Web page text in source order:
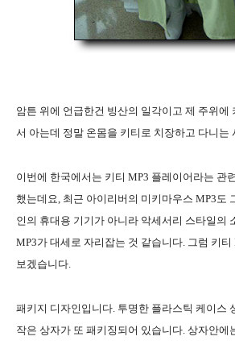
암튼 위에 언급한건 빙산의 일각이고 제 주위에
서 아는데 정말 온몸을 키티로 치장하고 다니는
이번에 한국에서는 키티 MP3 플레이어라는 관
했는데요, 최근 아이리버의 미키마우스 MP3도
인의 휴대용 기기가 아니라 악세서리 스타일의
MP3가 대세로 자리잡는 것 같습니다. 그럼 키티
보겠습니다.
패키지 디자인입니다. 투명한 플라스틱 케이스
작은 상자가 또 패키징되어 있습니다. 상자안에